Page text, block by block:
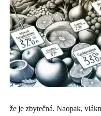
že je zbytečná. Naopak,